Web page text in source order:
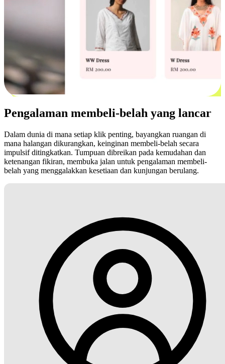
Pengalaman membeli-belah yang lancar
Dalam dunia di mana setiap klik penting, bayangkan ruangan di
mana halangan dikurangkan, keinginan membeli-belah secara
impulsif ditingkatkan. Tumpuan dibreikan pada kemudahan dan
ketenangan fikiran, membuka jalan untuk pengalaman membeli-
belah yang menggalakkan kesetiaan dan kunjungan berulang.